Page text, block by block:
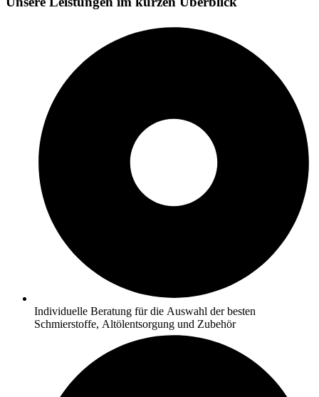
Individuelle Beratung für die Auswahl der besten
Schmierstoffe, Altölentsorgung und Zubehör